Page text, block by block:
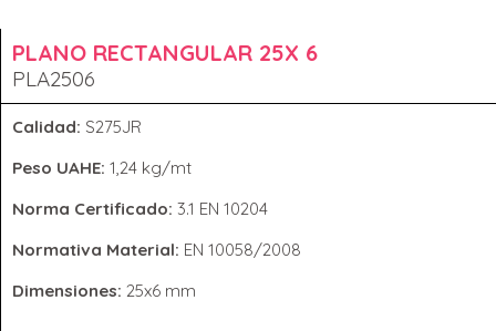
PLANO RECTANGULAR 25X 6
PLA2506
Calidad: S275JR
Peso UAHE: 1,24 kg/mt
Norma Certificado: 3.1 EN 10204
Normativa Material: EN 10058/2008
Dimensiones: 25x6 mm